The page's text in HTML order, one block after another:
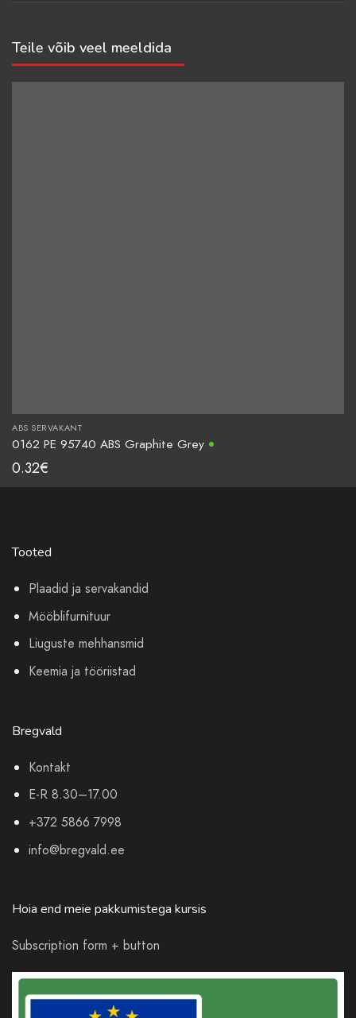
Teile võib veel meeldida
ABS SERVAKANT
0162 PE 95740 ABS Graphite Grey
0.32€
Tooted
Plaadid ja servakandid
Mööblifurnituur
Liuguste mehhansmid
Keemia ja tööriistad
Bregvald
Kontakt
E-R 8.30–17.00
+372 5866 7998
info@bregvald.ee
Hoia end meie pakkumistega kursis
Subscription form + button